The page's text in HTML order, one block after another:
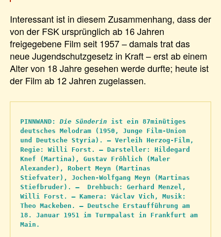
Interessant ist in diesem Zusammenhang, dass der
von der FSK ursprünglich ab 16 Jahren
freigegebene Film seit 1957 – damals trat das
neue Jugendschutzgesetz in Kraft – erst ab einem
Alter von 18 Jahre gesehen werde durfte; heute ist
der Film ab 12 Jahren zugelassen.
PINNWAND: Die Sünderin ist ein 87minütiges
deutsches Melodram (1950, Junge Film-Union
und Deutsche Styria). – Verleih Herzog-Film,
Regie: Willi Forst. – Darsteller: Hildegard
Knef (Martina), Gustav Fröhlich (Maler
Alexander), Robert Meyn (Martinas
Stiefvater), Jochen-Wolfgang Meyn (Martinas
Stiefbruder). –  Drehbuch: Gerhard Menzel,
Willi Forst. – Kamera: Václav Vich, Musik:
Theo Mackeben. – Deutsche Erstaufführung am
18. Januar 1951 im Turmpalast in Frankfurt am
Main.